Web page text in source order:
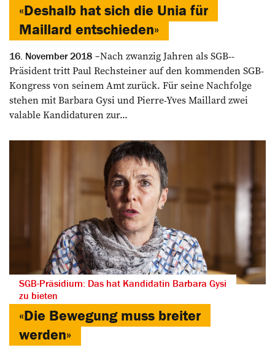
«Deshalb hat sich die Unia für
Maillard entschieden»
16. November 2018
Nach zwanzig Jahren als SGB-­
Präsident tritt Paul Rechsteiner auf den kommenden SGB-
Kongress von seinem Amt zurück. Für seine Nachfolge
stehen mit Barbara Gysi und Pierre-Yves Maillard zwei
valable ­Kandidaturen zur...
SGB-Präsidium: Das hat Kandidatin Barbara Gysi
zu bieten
«Die Bewegung muss breiter
werden»